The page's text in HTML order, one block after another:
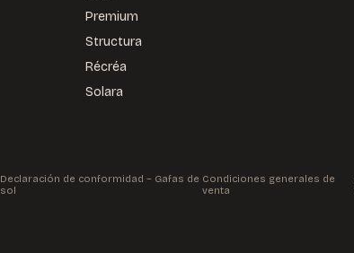
Premium
Structura
Récréa
Solara
Declaración de conformidad – Gafas de
sol
Condiciones generales de
venta